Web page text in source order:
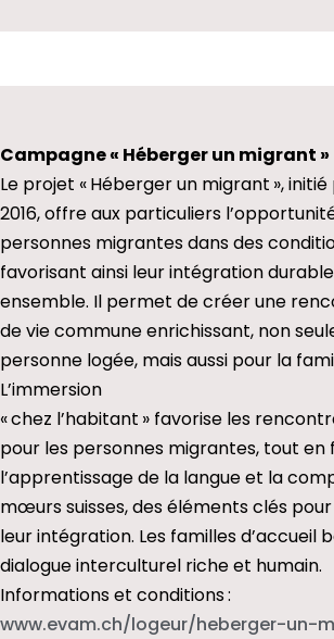
Campagne « Héberger un migrant »
Le projet « Héberger un migrant », initié
2016, offre aux particuliers
personnes migrantes dans des
favorisant ainsi leur intégration
ensemble. Il permet de créer une
de vie commune enrichissant, non
personne logée, mais aussi pour la
L’immersion
« chez l’habitant » favorise les
pour les personnes migrantes, tout en
l’apprentissage de la langue et la
mœurs suisses, des éléments clés pour
leur intégration. Les familles d’accueil
dialogue interculturel riche et humain.
Informations et conditions :
www.evam.ch/logeur/heberger-un-